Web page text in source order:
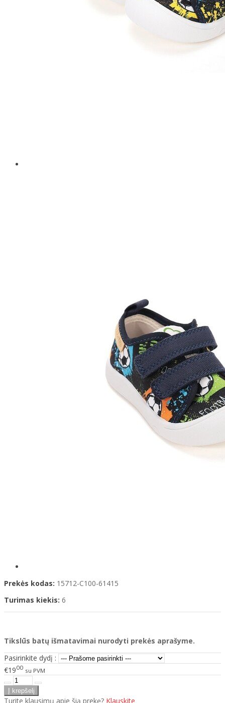
Prekės kodas: 15712-C100-61415
Turimas kiekis: 6
Tikslūs batų išmatavimai nurodyti prekės aprašyme.
Pasirinkite dydį :
€1900 su PVM
Turite klausimų apie šią prekę? Klauskite